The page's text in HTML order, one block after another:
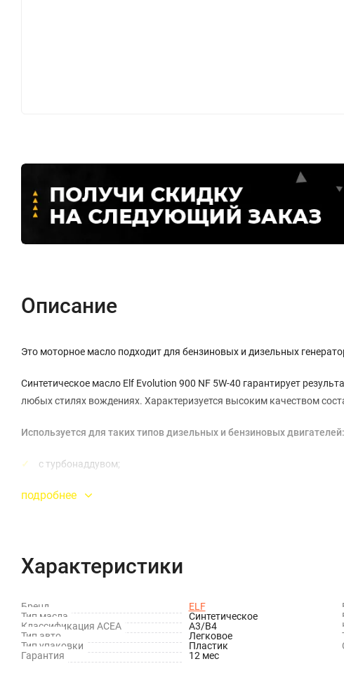
Описание
Это моторное масло подходит для бензиновых и дизельных
Синтетическое масло Elf Evolution 900 NF 5W-40 гарантирует
любых стилях вождениях. Характеризуется высоким качеством
Используется для таких типов дизельных и бензиновых двигателей:
с турбонаддувом;
без сажевых фильтров;
Вязкость – 5W-40.
Сфера использования – легковые и легкие грузовые автомобили.
Моторное масло Эльф Эволюшн 900 НФ 5W-40 – это:
длительный период замены;
подробнее
Характеристики
Бренд ELF
Тип масла
Синтетическое
Классификация ACEA
A3/B4
Тип авто
Легковое
Тип упаковки
Пластик
Гарантия
12 мес